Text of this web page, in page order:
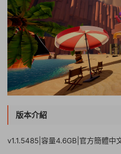
版本介紹
v1.1.5485|容量4.6GB|官方簡體中